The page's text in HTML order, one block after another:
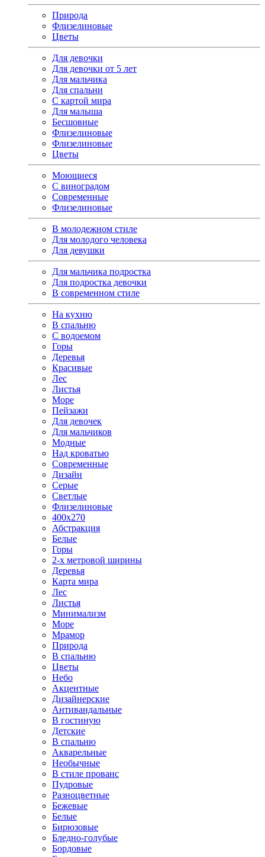
Природа
Флизелиновые
Цветы
Для девочки
Для девочки от 5 лет
Для мальчика
Для спальни
С картой мира
Для малыша
Бесшовные
Флизелиновые
Флизелиновые
Цветы
Моющиеся
С виноградом
Современные
Флизелиновые
В молодежном стиле
Для молодого человека
Для девушки
Для мальчика подростка
Для подростка девочки
В современном стиле
На кухню
В спальню
С водоемом
Горы
Деревья
Красивые
Лес
Листья
Море
Пейзажи
Для девочек
Для мальчиков
Модные
Над кроватью
Современные
Дизайн
Серые
Светлые
Флизелиновые
400х270
Абстракция
Белые
Горы
2-х метровой ширины
Деревья
Карта мира
Лес
Листья
Минимализм
Море
Мрамор
Природа
В спальню
Цветы
Небо
Акцентные
Дизайнерские
Антивандальные
В гостиную
Детские
В спальню
Акварельные
Необычные
В стиле прованс
Пудровые
Разноцветные
Бежевые
Белые
Бирюзовые
Бледно-голубые
Бордовые